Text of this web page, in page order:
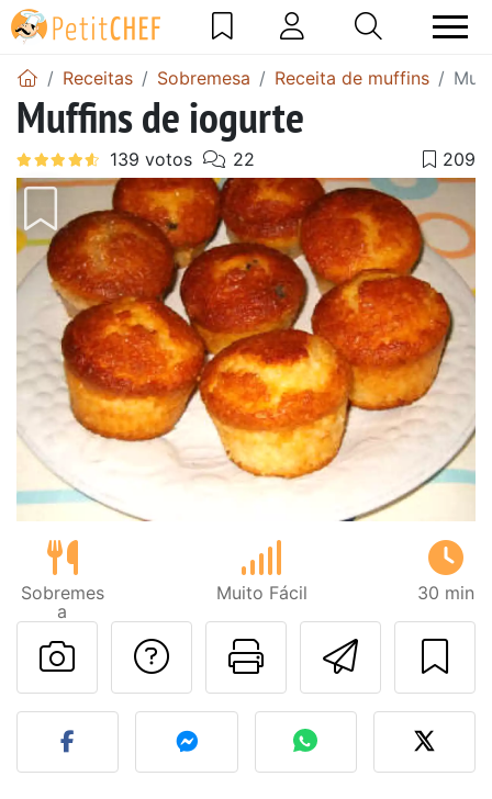
Receitas Sobremesa Receita de muffins
Muffins de iogurte
Sobremes
a
Muito Fácil 30 min
Imprima
Falar com o autor
Fez esta receita?